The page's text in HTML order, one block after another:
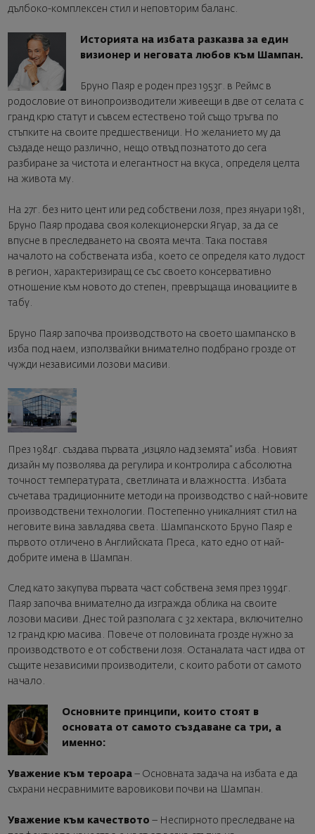
дълбоко-комплексен стил и неповторим баланс.
Историята на избата разказва за един
визионер и неговата любов към Шампан.
Бруно Паяр е роден през 1953г. в Реймс в
родословие от винопроизводители живеещи в две от селата с
гранд крю статут и съвсем естествено той също тръгва по
стъпките на своите предшественици. Но желанието му да
създаде нещо различно, нещо отвъд познатото до сега
разбиране за чистота и елегантност на вкуса, определя целта
на живота му.
На 27г. без нито цент или ред собствени лозя, през януари 1981,
Бруно Паяр продава своя колекционерски Ягуар, за да се
впусне в преследването на своята мечта. Така поставя
началото на собствената изба, което се определя като лудост
в регион, характеризиращ се със своето консервативно
отношение към новото до степен, превръщаща иновациите в
табу.
Бруно Паяр започва производството на своето шампанско в
изба под наем, използвайки внимателно подбрано грозде от
чужди независими лозови масиви.
През 1984г. създава първата „изцяло над земята“ изба. Новият
дизайн му позволява да регулира и контролира с абсолютна
точност температурата, светлината и влажността. Избата
съчетава традиционните методи на производство с най-новите
производствени технологии. Постепенно уникалният стил на
неговите вина завладява света. Шампанското Бруно Паяр е
първото отличено в Английската Преса, като едно от най-
добрите имена в Шампан.
След като закупува първата част собствена земя през 1994г.
Паяр започва внимателно да изгражда облика на своите
лозови масиви. Днес той разполага с 32 хектара, включително
12 гранд крю масива. Повече от половината грозде нужно за
производството е от собствени лозя. Останалата част идва от
същите независими производители, с които работи от самото
начало.
Основните принципи, които стоят в
основата от самото създаване са три, а
именно:
Уважение към тероара– Основната задача на избата е да
съхрани несравнимите варовикови почви на Шампан.
Уважение към качеството – Неспирното преследване на